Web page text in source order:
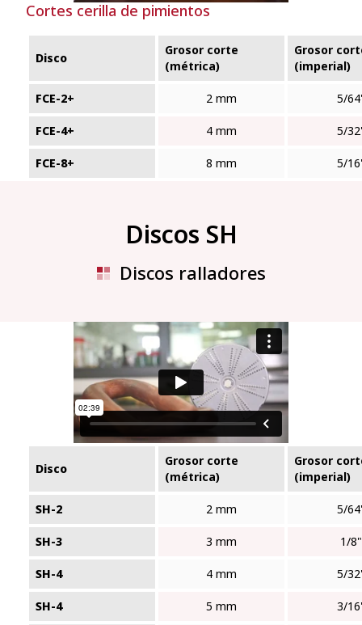
Cortes cerilla de pimientos
Disco
Grosor corte
(métrica)
Grosor
(imperial)
FCE-2+ 2 mm 5/
FCE-4+ 4 mm 5/
FCE-8+ 8 mm 5/
Discos SH
Discos ralladores
Disco
Grosor corte
(métrica)
Grosor
(imperial)
SH-2 2 mm 5/
SH-3 3 mm 1/8"
SH-4 4 mm 5/
SH-4 5 mm 3/